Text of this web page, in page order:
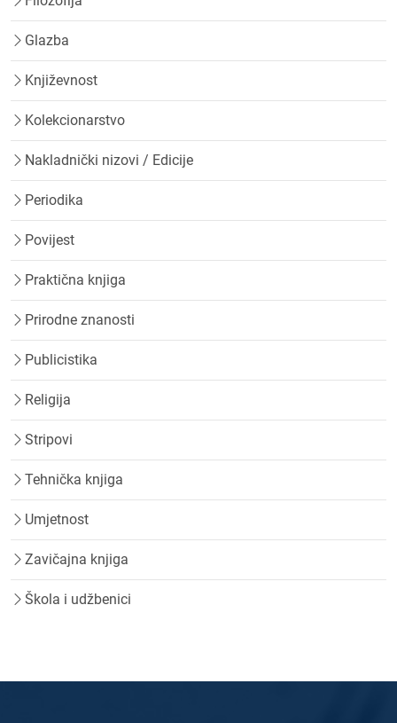
Glazba
Književnost
Kolekcionarstvo
Nakladnički nizovi / Edicije
Periodika
Povijest
Praktična knjiga
Prirodne znanosti
Publicistika
Religija
Stripovi
Tehnička knjiga
Umjetnost
Zavičajna knjiga
Škola i udžbenici